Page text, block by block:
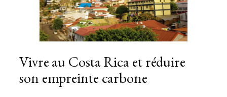
Vivre au Costa Rica et réduire
son empreinte carbone